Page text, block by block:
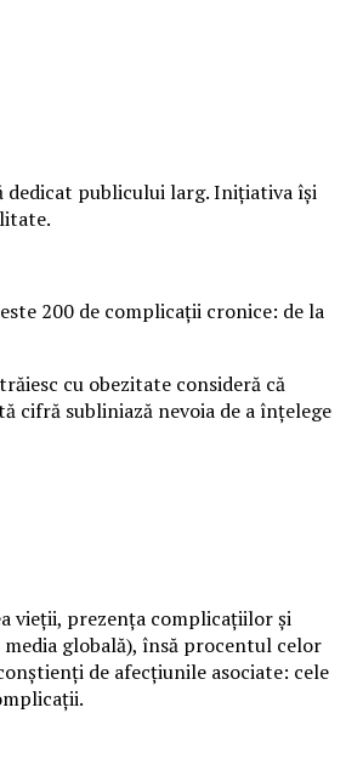
dedicat publicului larg. Inițiativa își
200 de complicații cronice: de la
cu obezitate consideră că
cifră subliniază nevoia de a înțelege
vieții, prezența complicațiilor și
globală), însă procentul celor
de afecțiunile asociate: cele